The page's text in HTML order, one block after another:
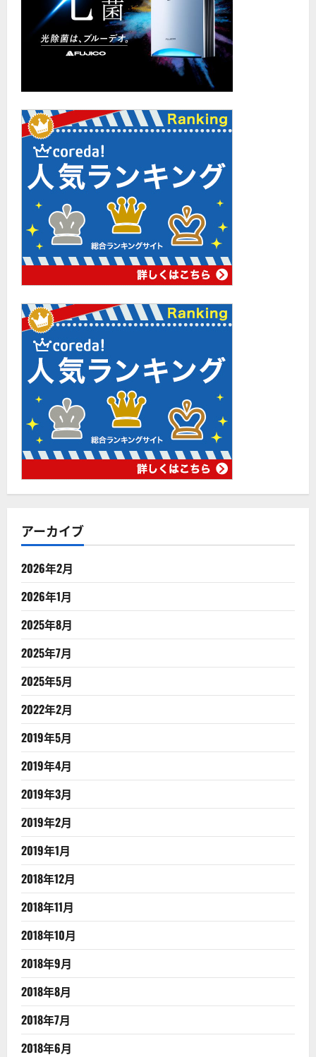
アーカイブ
2026年2月
2026年1月
2025年8月
2025年7月
2025年5月
2022年2月
2019年5月
2019年4月
2019年3月
2019年2月
2019年1月
2018年12月
2018年11月
2018年10月
2018年9月
2018年8月
2018年7月
2018年6月